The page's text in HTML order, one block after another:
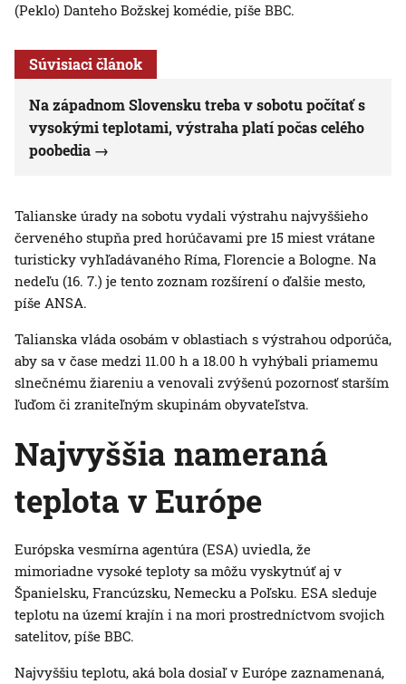
(Peklo) Danteho Božskej komédie, píše BBC.
Súvisiaci článok
Na západnom Slovensku treba v sobotu počítať s
vysokými teplotami, výstraha platí počas celého
poobedia
Talianske úrady na sobotu vydali výstrahu najvyššieho
červeného stupňa pred horúčavami pre 15 miest vrátane
turisticky vyhľadávaného Ríma, Florencie a Bologne. Na
nedeľu (16. 7.) je tento zoznam rozšírení o ďalšie mesto,
píše ANSA.
Talianska vláda osobám v oblastiach s výstrahou odporúča,
aby sa v čase medzi 11.00 h a 18.00 h vyhýbali priamemu
slnečnému žiareniu a venovali zvýšenú pozornosť starším
ľuďom či zraniteľným skupinám obyvateľstva.
Najvyššia nameraná
teplota v Európe
Európska vesmírna agentúra (ESA) uviedla, že
mimoriadne vysoké teploty sa môžu vyskytnúť aj v
Španielsku, Francúzsku, Nemecku a Poľsku. ESA sleduje
teplotu na území krajín i na mori prostredníctvom svojich
satelitov, píše BBC.
Najvyššiu teplotu, aká bola dosiaľ v Európe zaznamenaná,